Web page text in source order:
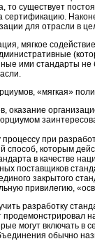
то существует
сертификацию.
для отрасли в
мягкое
ими стандарты не
«мягкая»
оказание
при
способ, которым
в качестве
поставщиков
закрытого
привилегию,
разработку
продемонстрировал
могут включать в
обычно